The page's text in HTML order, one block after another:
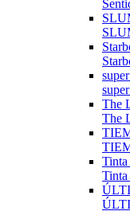
The
The
Tinta
Tinta